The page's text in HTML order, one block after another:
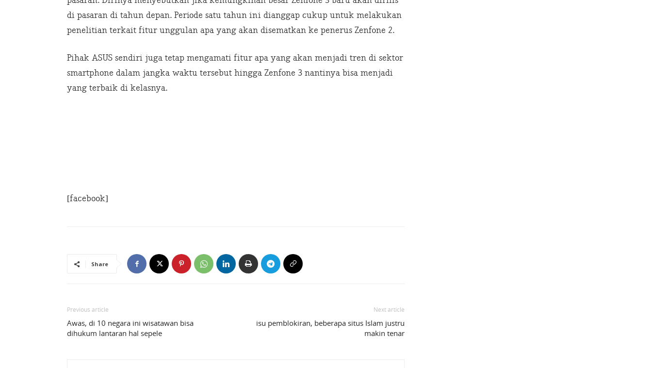
di pasaran di tahun depan. Periode satu tahun ini dianggap cukup untuk melakukan
penelitian terkait fitur unggulan apa yang akan disematkan ke penerus Zenfone 2.
Pihak ASUS sendiri juga tetap mengamati fitur apa yang akan menjadi tren di sektor
smartphone dalam jangka waktu tersebut hingga Zenfone 3 nantinya bisa menjadi
yang terbaik di kelasnya.
[facebook]
Share
Previous article
Awas, di 10 negara ini wisatawan bisa
dihukum lantaran hal sepele
Next article
isu pemblokiran, beberapa situs Islam justru
makin tenar